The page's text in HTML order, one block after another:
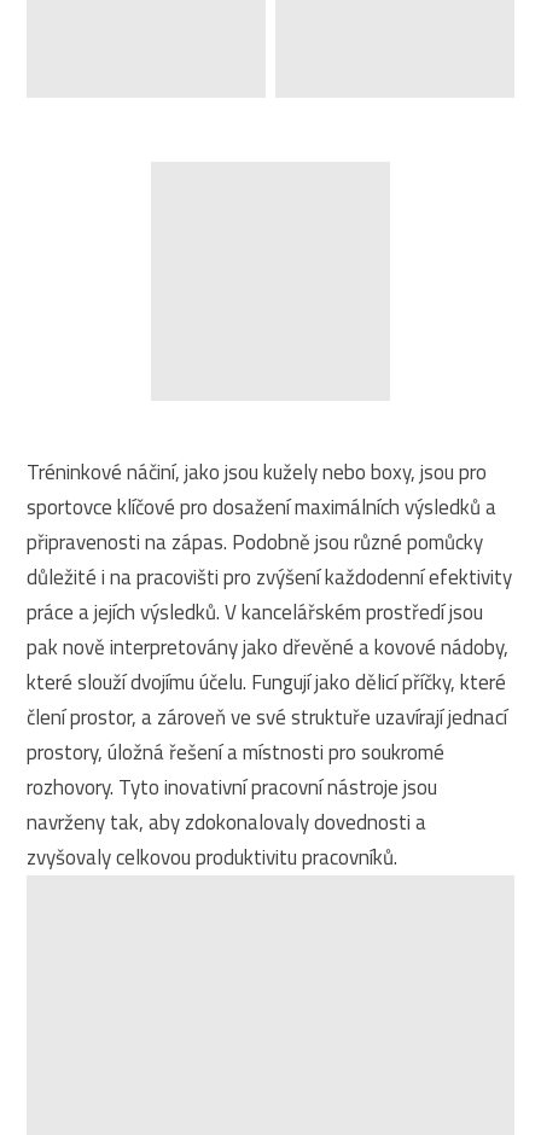
Tréninkové náčiní, jako jsou kužely nebo boxy, jsou pro
sportovce klíčové pro dosažení maximálních výsledků a
připravenosti na zápas. Podobně jsou různé pomůcky
důležité i na pracovišti pro zvýšení každodenní efektivity
práce a jejích výsledků. V kancelářském prostředí jsou
pak nově interpretovány jako dřevěné a kovové nádoby,
které slouží dvojímu účelu. Fungují jako dělicí příčky, které
člení prostor, a zároveň ve své struktuře uzavírají jednací
prostory, úložná řešení a místnosti pro soukromé
rozhovory. Tyto inovativní pracovní nástroje jsou
navrženy tak, aby zdokonalovaly dovednosti a
zvyšovaly celkovou produktivitu pracovníků.